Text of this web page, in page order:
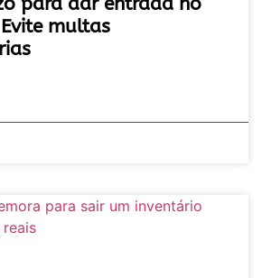
multas